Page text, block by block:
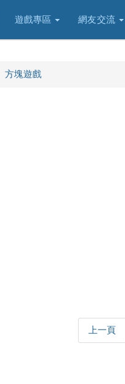
遊戲專區 網友交流
方塊遊戲
上一頁